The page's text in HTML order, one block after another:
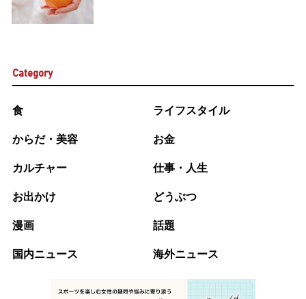
Category
食 ライフスタイル
からだ・美容 お金
カルチャー 仕事・人生
お出かけ どうぶつ
漫画 話題
国内ニュース 海外ニュース